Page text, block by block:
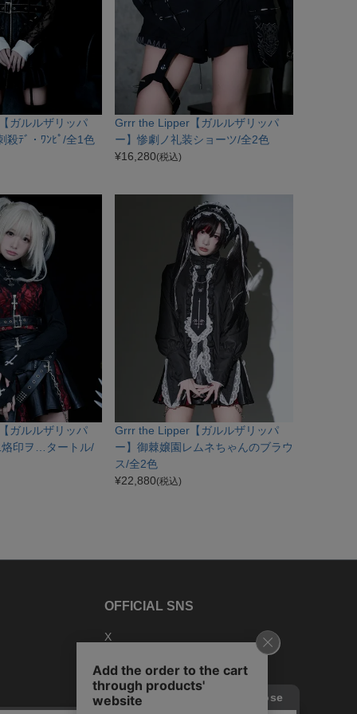
ガルルザリッパ
殺ﾃﾞ・ﾜﾝﾋﾟ/全1色
Grrr the Lipper【ガルルザリッパ
ー】惨劇ノ礼装ショーツ/全2色
¥16,280(税込)
ガルルザリッパ
烙印ヲ…タートル/
Grrr the Lipper【ガルルザリッパ
ー】御棘嬢園レムネちゃんのブラウ
ス/全2色
¥22,880(税込)
OFFICIAL SNS
X
TikTok